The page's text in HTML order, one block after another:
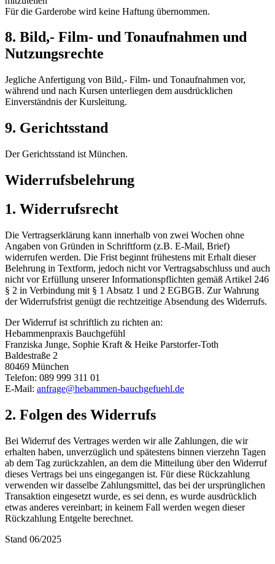
Für die Garderobe wird keine Haftung übernommen.
8. Bild,- Film- und Tonaufnahmen und
Nutzungsrechte
Jegliche Anfertigung von Bild,- Film- und Tonaufnahmen vor,
während und nach Kursen unterliegen dem ausdrücklichen
Einverständnis der Kursleitung.
9. Gerichtsstand
Der Gerichtsstand ist München.
Widerrufsbelehrung
1. Widerrufsrecht
Die Vertragserklärung kann innerhalb von zwei Wochen ohne
Angaben von Gründen in Schriftform (z.B. E-Mail, Brief)
widerrufen werden. Die Frist beginnt frühestens mit Erhalt dieser
Belehrung in Textform, jedoch nicht vor Vertragsabschluss und auch
nicht vor Erfüllung unserer Informationspflichten gemäß Artikel 246
§ 2 in Verbindung mit § 1 Absatz 1 und 2 EGBGB. Zur Wahrung
der Widerrufsfrist genügt die rechtzeitige Absendung des Widerrufs.
Der Widerruf ist schriftlich zu richten an:
Hebammenpraxis Bauchgefühl
Franziska Junge, Sophie Kraft & Heike Parstorfer-Toth
Baldestraße 2
80469 München
Telefon: 089 999 311 01
E-Mail: anfrage@hebammen-bauchgefuehl.de
2. Folgen des Widerrufs
Bei Widerruf des Vertrages werden wir alle Zahlungen, die wir
erhalten haben, unverzüglich und spätestens binnen vierzehn Tagen
ab dem Tag zurückzahlen, an dem die Mitteilung über den Widerruf
dieses Vertrags bei uns eingegangen ist. Für diese Rückzahlung
verwenden wir dasselbe Zahlungsmittel, das bei der ursprünglichen
Transaktion eingesetzt wurde, es sei denn, es wurde ausdrücklich
etwas anderes vereinbart; in keinem Fall werden wegen dieser
Rückzahlung Entgelte berechnet.
Stand 06/2025